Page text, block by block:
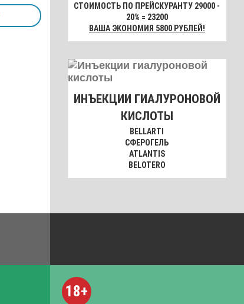
СТОИМОСТЬ ПО ПРЕЙСКУРАНТУ 29000 -
20% = 23200
ВАША ЭКОНОМИЯ 5800 РУБЛЕЙ!
ИНЪЕКЦИИ ГИАЛУРОНОВОЙ
КИСЛОТЫ
BELLARTI
СФЕРОГЕЛЬ
ATLANTIS
BELOTERO
18+